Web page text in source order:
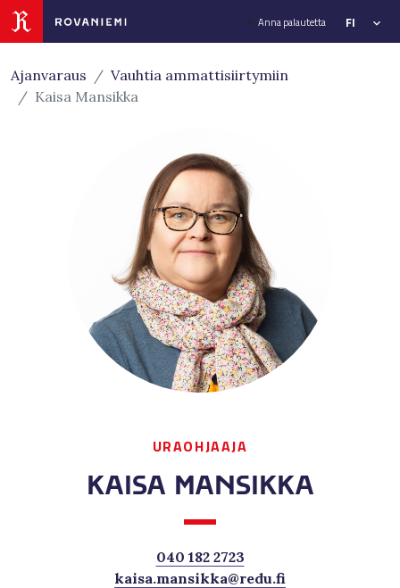
Siirry sivusisältöön 4 Anna palautetta FI
Ajanvaraus
Vauhtia ammattisiirtymiin
Kaisa Mansikka
URAOHJAAJA
KAISA MANSIKKA
040 182 2723
kaisa.mansikka@redu.fi